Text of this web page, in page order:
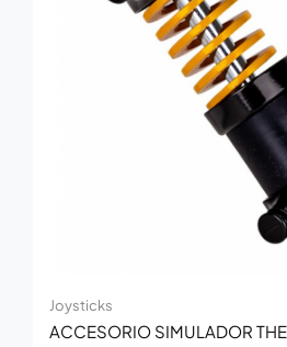
Joysticks
ACCESORIO SIMULADOR